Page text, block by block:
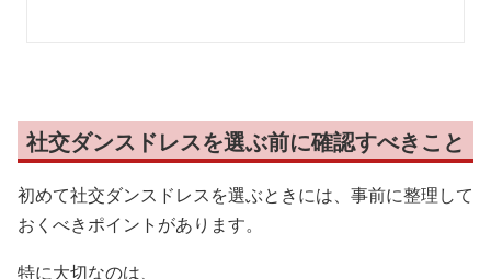
社交ダンスドレスを選ぶ前に確認すべきこと
初めて社交ダンスドレスを選ぶときには、事前に整理して
おくべきポイントがあります。
特に大切なのは、